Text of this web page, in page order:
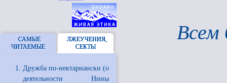
САМЫЕ
ЧИТАЕМЫЕ
ЛЖЕУЧЕНИЯ,
СЕКТЫ
Дружба по-нектариански (о
деятельности Нины
Всем